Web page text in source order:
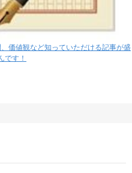
価値観など知っていただける記事が盛
です！